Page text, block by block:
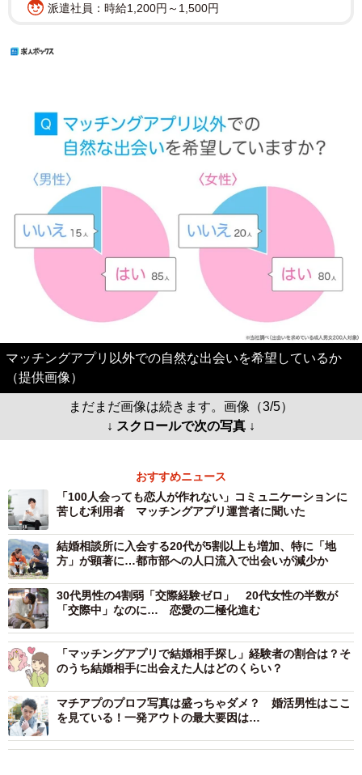
派遣社員：時給1,200円～1,500円
マッチングアプリ以外での自然な出会いを希望しているか
（提供画像）
まだまだ画像は続きます。画像（3/5）
↓ スクロールで次の写真 ↓
おすすめニュース
「100人会っても恋人が作れない」コミュニケーションに
苦しむ利用者 マッチングアプリ運営者に聞いた
結婚相談所に入会する20代が5割以上も増加、特に「地
方」が顕著に…都市部への人口流入で出会いが減少か
30代男性の4割弱「交際経験ゼロ」 20代女性の半数が
「交際中」なのに… 恋愛の二極化進む
「マッチングアプリで結婚相手探し」経験者の割合は？そ
のうち結婚相手に出会えた人はどのくらい？
マチアプのプロフ写真は盛っちゃダメ？ 婚活男性はここ
を見ている！一発アウトの最大要因は…